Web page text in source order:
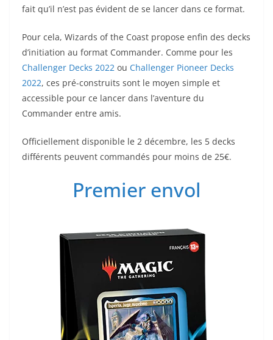
fait qu’il n’est pas évident de se lancer dans ce format.
Pour cela, Wizards of the Coast propose enfin des decks
d’initiation au format Commander. Comme pour les
Challenger Decks 2022 ou Challenger Pioneer Decks
2022, ces pré-construits sont le moyen simple et
accessible pour ce lancer dans l’aventure du
Commander entre amis.
Officiellement disponible le 2 décembre, les 5 decks
différents peuvent commandés pour moins de 25€.
Premier envol